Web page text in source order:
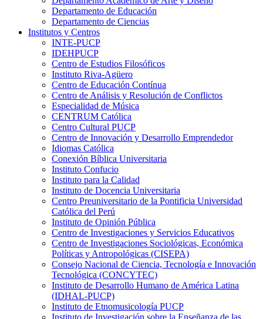
Departamento de Educación
Departamento de Ciencias
Institutos y Centros
INTE-PUCP
IDEHPUCP
Centro de Estudios Filosóficos
Instituto Riva-Agüero
Centro de Educación Contínua
Centro de Análisis y Resolución de Conflictos
Especialidad de Música
CENTRUM Católica
Centro Cultural PUCP
Centro de Innovación y Desarrollo Emprendedor
Idiomas Católica
Conexión Bíblica Universitaria
Instituto Confucio
Instituto para la Calidad
Instituto de Docencia Universitaria
Centro Preuniversitario de la Pontificia Universidad
Católica del Perú
Instituto de Opinión Pública
Centro de Investigaciones y Servicios Educativos
Centro de Investigaciones Sociológicas, Económica
Políticas y Antropológicas (CISEPA)
Consejo Nacional de Ciencia, Tecnología e Innovación
Tecnológica (CONCYTEC)
Instituto de Desarrollo Humano de América Latina
(IDHAL-PUCP)
Instituto de Etnomusicología PUCP
Instituto de Investigación sobre la Enseñanza de las